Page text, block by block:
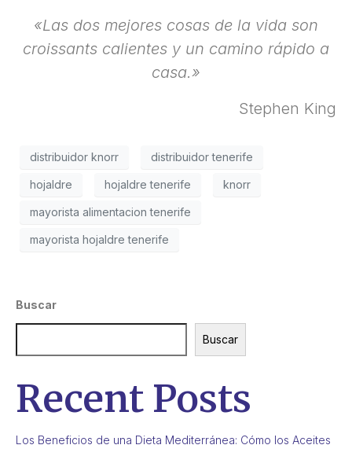
«Las dos mejores cosas de la vida son
croissants calientes y un camino rápido a
casa.»
Stephen King
distribuidor knorr distribuidor tenerife
hojaldre hojaldre tenerife knorr
mayorista alimentacion tenerife
mayorista hojaldre tenerife
Buscar
Buscar
Recent Posts
Los Beneficios de una Dieta Mediterránea: Cómo los Aceites